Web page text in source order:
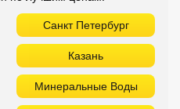
Санкт Петербург
Казань
Минеральные Воды